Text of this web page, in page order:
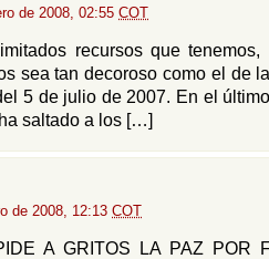
de 2008, 02:55 COT
recursos que tenemos,
sea tan decoroso como el de
5 de julio de 2007. En el
saltado a los […]
de 2008, 12:13 COT
A GRITOS LA PAZ POR